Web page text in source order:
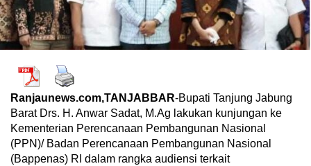
Ranjaunews.com,TANJABBAR-Bupati Tanjung Jabung
Barat Drs. H. Anwar Sadat, M.Ag lakukan kunjungan ke
Kementerian Perencanaan Pembangunan Nasional
(PPN)/ Badan Perencanaan Pembangunan Nasional
(Bappenas) RI dalam rangka audiensi terkait